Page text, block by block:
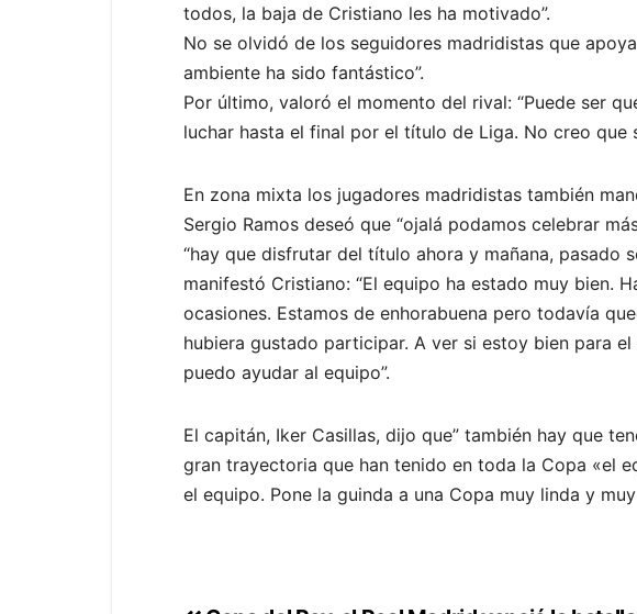
todos, la baja de Cristiano les ha motivado”.
No se olvidó de los seguidores madridistas que
ambiente ha sido fantástico”.
Por último, valoró el momento del rival: “Puede ser
luchar hasta el final por el título de Liga. No creo que
En zona mixta los jugadores madridistas también
Sergio Ramos deseó que “ojalá podamos celebrar
“hay que disfrutar del título ahora y mañana, pasado
manifestó Cristiano: “El equipo ha estado muy bien.
ocasiones. Estamos de enhorabuena pero todavía
hubiera gustado participar. A ver si estoy bien para
puedo ayudar al equipo”.
El capitán, Iker Casillas, dijo que” también hay que
gran trayectoria que han tenido en toda la Copa «el
el equipo. Pone la guinda a una Copa muy linda y